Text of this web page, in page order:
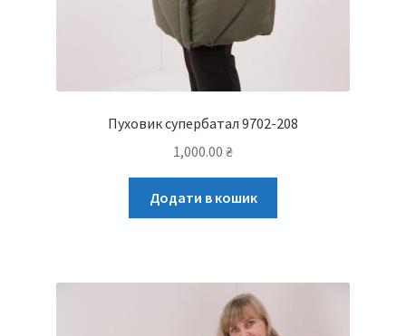
Пуховик супербатал 9702-208
1,000.00 ₴
Додати в кошик